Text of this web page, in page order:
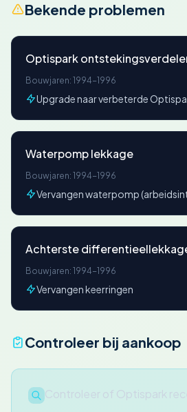
Bekende problemen
Optispark
Bouwjaren: 1994-1996
Upgrade naar verbeterde
Waterpomp lekkage
Bouwjaren: 1994-1996
Vervangen waterpomp
Achterste
Bouwjaren: 1994-1996
Vervangen keerringen
Controleer bij aankoop
Controleer of Optispark